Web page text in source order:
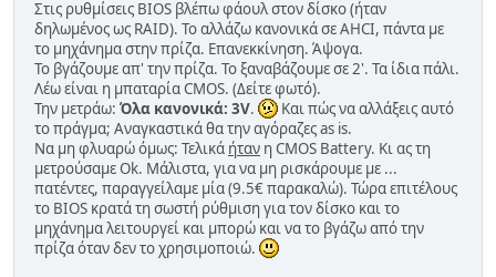
Στις ρυθμίσεις BIOS βλέπω φάουλ στον δίσκο (ήταν
δηλωμένος ως RAID). Το αλλάζω κανονικά σε AHCI, πάντα με
το μηχάνημα στην πρίζα. Επανεκκίνηση. Άψογα.
Το βγάζουμε απ' την πρίζα. Το ξαναβάζουμε σε 2'. Τα ίδια πάλι.
Λέω είναι η μπαταρία CMOS. (Δείτε φωτό).
Την μετράω: Όλα κανονικά: 3V.
Και πώς να αλλάξεις αυτό
το πράγμα; Αναγκαστικά θα την αγόραζες as is.
Να μη φλυαρώ όμως: Τελικά ήταν η CMOS Battery. Κι ας τη
μετρούσαμε Ok. Μάλιστα, για να μη ρισκάρουμε με ...
πατέντες, παραγγείλαμε μία (9.5€ παρακαλώ). Τώρα επιτέλους
το BIOS κρατά τη σωστή ρύθμιση για τον δίσκο και το
μηχάνημα λειτουργεί και μπορώ και να το βγάζω από την
πρίζα όταν δεν το χρησιμοποιώ.